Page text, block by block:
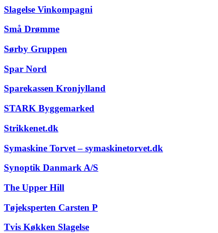
Slagelse Vinkompagni
Små Drømme
Sørby Gruppen
Spar Nord
Sparekassen Kronjylland
STARK Byggemarked
Strikkenet.dk
Symaskine Torvet – symaskinetorvet.dk
Synoptik Danmark A/S
The Upper Hill
Tøjeksperten Carsten P
Tvis Køkken Slagelse